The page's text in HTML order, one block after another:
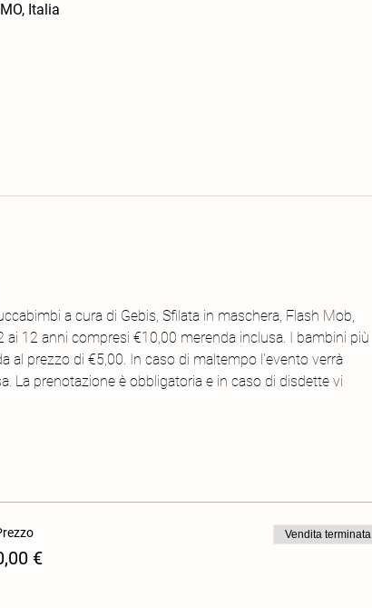
Italia
a cura di Gebis, Sfilata in maschera, Flash Mob,
ai 12 anni compresi €10,00 merenda inclusa. I bambini più
al prezzo di €5,00. In caso di maltempo l'evento verrà
La prenotazione è obbligatoria e in caso di disdette vi
€
Vendita terminata